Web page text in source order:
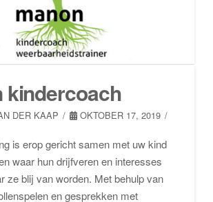
kindercoach
DER KAAP OKTOBER 17, 2019
is erop gericht samen met uw kind
waar hun drijfveren en interesses
ze blij van worden. Met behulp van
en gesprekken met